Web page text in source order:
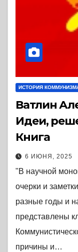
ИСТОРИЯ
Ватлин
Идеи,
Книга
6 ИЮНЯ, 2025
"В научной
очерки и
разные годы и
представлены
причины и…